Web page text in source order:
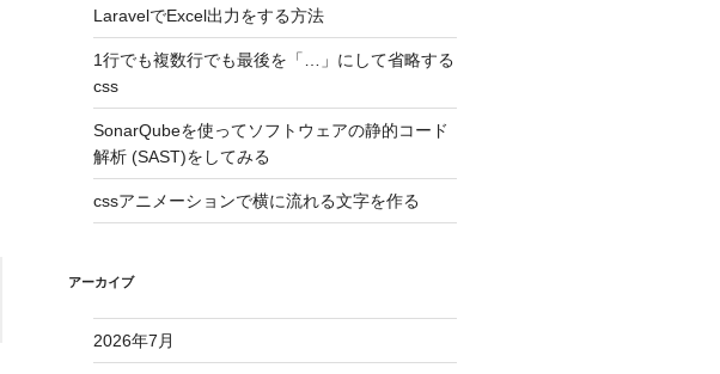
LaravelでExcel出力をする方法
1行でも複数行でも最後を「…」にして省略する
css
SonarQubeを使ってソフトウェアの静的コード
解析 (SAST)をしてみる
cssアニメーションで横に流れる文字を作る
アーカイブ
2026年7月